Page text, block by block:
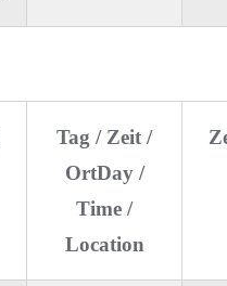
Tag / Zeit /
OrtDay /
Time /
Location